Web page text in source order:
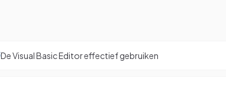
De Visual Basic Editor effectief gebruiken